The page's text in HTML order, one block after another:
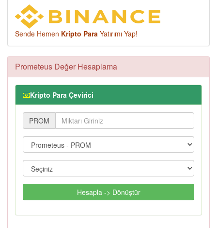
Sende Hemen Kripto Para Yatırımı Yap!
Prometeus Değer Hesaplama
Kripto Para Çevirici
PROM
Hesapla -> Dönüştür